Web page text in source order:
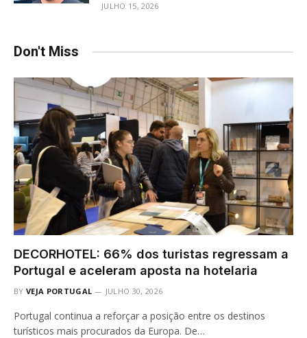
JULHO 15, 2026
Don't Miss
DECORHOTEL: 66% dos turistas regressam a
Portugal e aceleram aposta na hotelaria
BY VEJA PORTUGAL JULHO 30, 2026
Portugal continua a reforçar a posição entre os destinos
turísticos mais procurados da Europa. De…